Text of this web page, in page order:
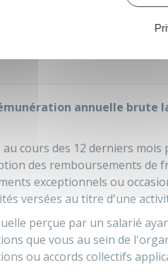
du fonctionnaire
annuelle brute
cours des 12 derniers mois
des remboursements de
exceptionnels ou
versées au titre d'une
perçue par un salarié
que vous au sein de
ou accords collectifs